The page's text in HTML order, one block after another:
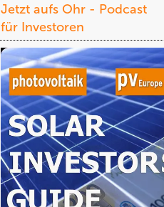
Jetzt aufs Ohr - Podcast
für Investoren